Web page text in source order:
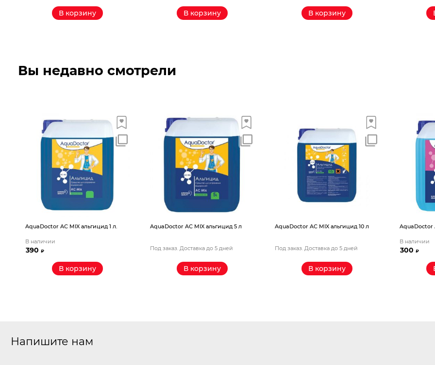
В корзину В корзину В корзину
Вы недавно смотрели
AquaDoctor AС MIX альгицид 1 л.
В наличии
390₽
В корзину
AquaDoctor AС MIX альгицид 5 л
Под заказ. Доставка до 5 дней
В корзину
AquaDoctor AС MIX альгицид 10 л
Под заказ. Доставка до 5 дней
В корзину
AquaDoctor
В наличии
300₽
Напишите нам